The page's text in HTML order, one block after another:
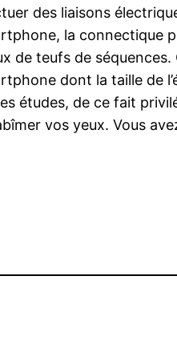
des liaisons
la connectique
teufs de séquences.
dont la taille de
études, de ce fait
vos yeux. Vous